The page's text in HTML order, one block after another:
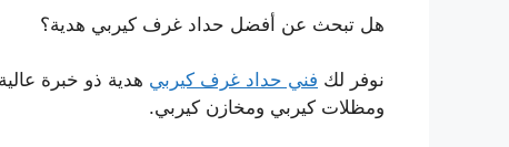
هل تبحث عن أفضل حداد غرف كيربي هدية؟
نوفر لك فني حداد غرف كيربي هدية ذو خبرة
ومظلات كيربي ومخازن كيربي.